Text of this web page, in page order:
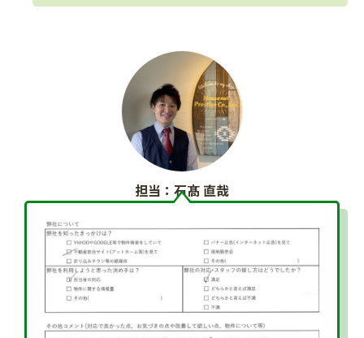
担当：石髙 直哉